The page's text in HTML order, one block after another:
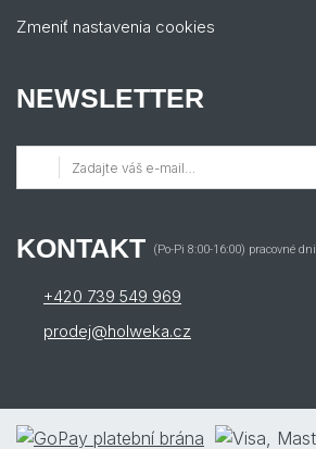
Zmeniť nastavenia cookies
NEWSLETTER
KONTAKT (Po-Pi 8:00-16:00) pracovné dni
+420 739 549 969
prodej@holweka.cz